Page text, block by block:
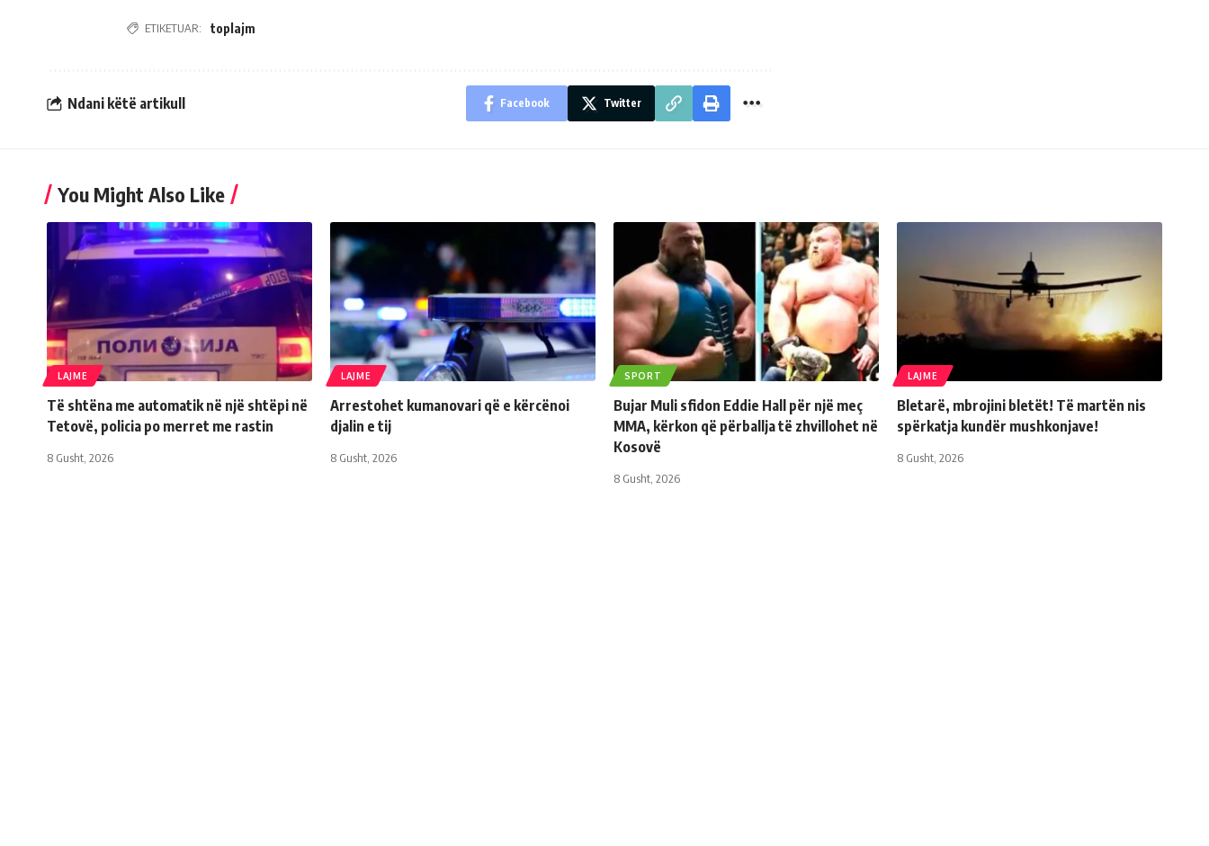
ETIKETUAR: toplajm
Ndani këtë artikull Facebook Twitter
You Might Also Like
LAJME
Të shtëna me automatik në një shtëpi në
Tetovë, policia po merret me rastin
8 Gusht, 2026
LAJME
Arrestohet kumanovari që e kërcënoi
djalin e tij
8 Gusht, 2026
SPORT
Bujar Muli sfidon Eddie Hall për një meç
MMA, kërkon që përballja të zhvillohet në
Kosovë
8 Gusht, 2026
LAJME
Bletarë, mbrojini bletët! Të martën nis
spërkatja kundër mushkonjave!
8 Gusht, 2026